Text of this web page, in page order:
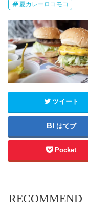
夏カレーロコモコ
ツイート
はてブ
Pocket
RECOMMEND